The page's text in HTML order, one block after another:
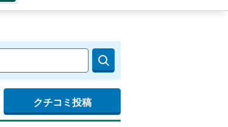
クチコミ投稿